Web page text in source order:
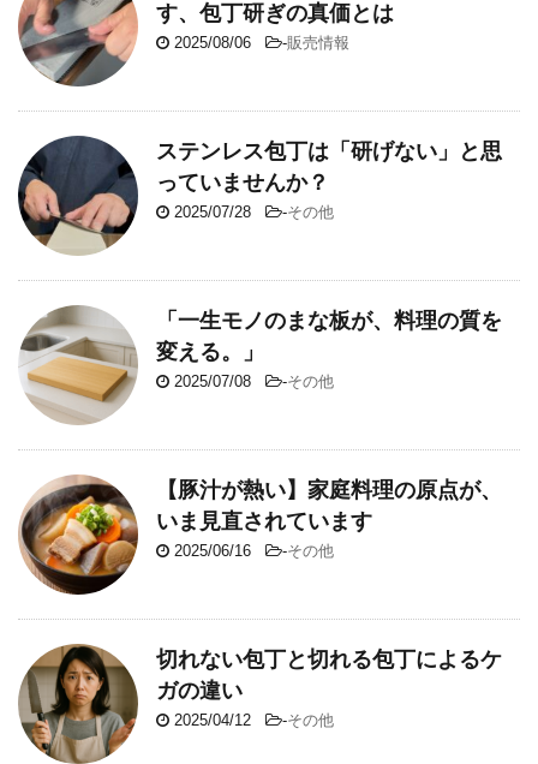
す、包丁研ぎの真価とは
2025/08/06 -販売情報
ステンレス包丁は「研げない」と思
っていませんか？
2025/07/28 -その他
「一生モノのまな板が、料理の質を
変える。」
2025/07/08 -その他
【豚汁が熱い】家庭料理の原点が、
いま見直されています
2025/06/16 -その他
切れない包丁と切れる包丁によるケ
ガの違い
2025/04/12 -その他